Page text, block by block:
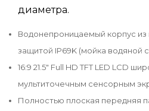
диаметра.
Водонепроницаемый корпус
защитой IP69K (мойка водяной
16:9 21.5" Full HD TFT LED LCD
мультиточечным сенсорным
Полностью плоская передняя